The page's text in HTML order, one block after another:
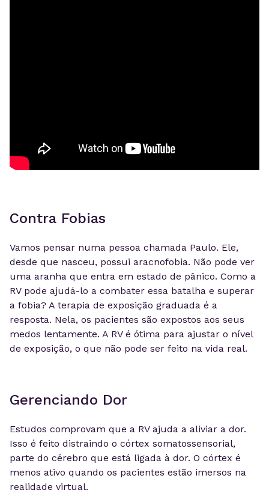
Contra Fobias
Vamos pensar numa pessoa chamada Paulo. Ele,
desde que nasceu, possui aracnofobia. Não pode ver
uma aranha que entra em estado de pânico. Como a
RV pode ajudá-lo a combater essa batalha e superar
a fobia? A terapia de exposição graduada é a
resposta. Nela, os pacientes são expostos aos seus
medos lentamente. A RV é ótima para ajustar o nível
de exposição, o que não pode ser feito na vida real.
Gerenciando Dor
Estudos comprovam que a RV ajuda a aliviar a dor.
Isso é feito distraindo o córtex somatossensorial,
parte do cérebro que está ligada à dor. O córtex é
menos ativo quando os pacientes estão imersos na
realidade virtual.